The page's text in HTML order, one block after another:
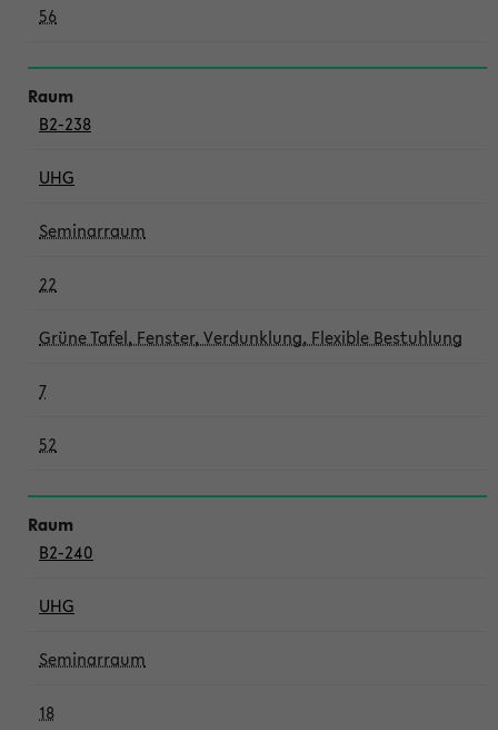
56
B2-238
UHG
Seminarraum
22
Grüne Tafel, Fenster, Verdunklung, Flexible Bestuhlung
7
52
B2-240
UHG
Seminarraum
18